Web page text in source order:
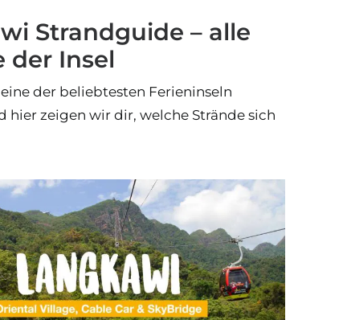
Strandguide – alle
der Insel
der beliebtesten Ferieninseln
hier zeigen wir dir, welche Strände sich